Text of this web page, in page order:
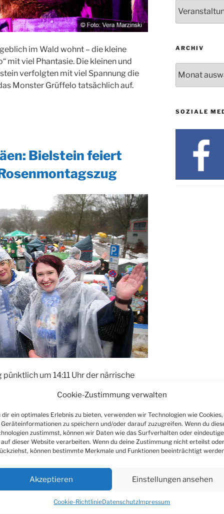
Cookie-Zustimmung verwalten
dir ein optimales Erlebnis zu bieten, verwenden wir Technologien wie Cookies,
zu speichern und/oder darauf zuzugreifen. Wenn du
zustimmst, können wir Daten wie das Surfverhalten oder eindeutige
auf dieser Website verarbeiten. Wenn du deine Zustimmung nicht erteilst oder
können bestimmte Merkmale und Funktionen beeinträchtigt
Akzeptieren Einstellungen ansehen
Cookie-RichtlinieDatenschutzImpressum
im Wald wohnt – die kleine
mit viel Phantasie. Die kleinen und
verfolgten mit viel Spannung die
Monster Grüffelo tatsächlich auf.
Bielstein feiert
um 14:11 Uhr der närrische
der Bielsteiner
Höhepunkt. Unter dem traditionellen
kütt 2x“ verwandelte sich der Ortskern
Teilnehmer für ein beeindruckendes
10.12.
ARCHIV
SOZIALE